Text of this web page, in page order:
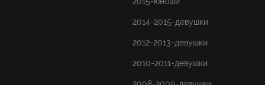
2014-2015-девушки
2012-2013-девушки
2010-2011-девушки